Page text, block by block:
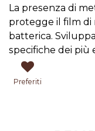
La presenza di
protegge il film di
batterica.
specifiche dei più
Preferiti